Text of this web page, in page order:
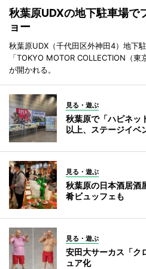
秋葉原UDXの地下駐車場で
ョー
秋葉原UDX（千代田区外神田4）地下
「TOKYO MOTOR COLLECTION（
が開かれる。
見る・遊ぶ
秋葉原で「ハピネ
以上、ステージイベ
見る・遊ぶ
秋葉原の日本酒居
肴ビュッフェも
見る・遊ぶ
安田大サーカス「ク
ュア化